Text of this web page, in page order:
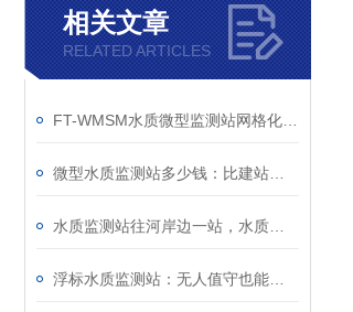
相关文章
RELATED ARTICLES